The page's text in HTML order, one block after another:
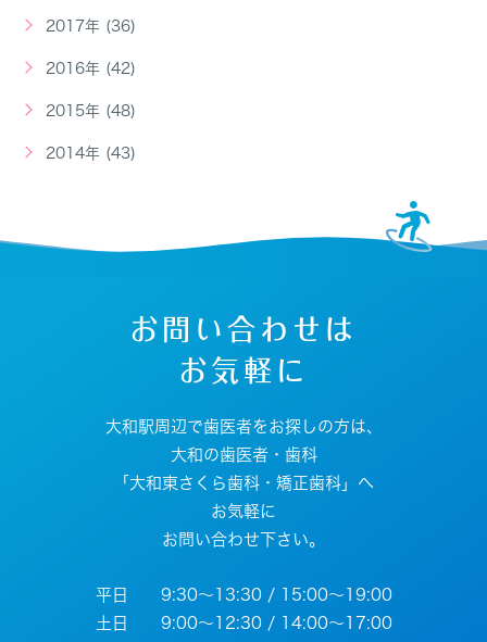
2017年 (36)
2016年 (42)
2015年 (48)
2014年 (43)
お問い合わせは
お気軽に
大和駅周辺で歯医者をお探しの方は、
大和の歯医者・歯科
「大和東さくら歯科・矯正歯科」へ
お気軽に
お問い合わせ下さい。
平日 9:30～13:30 / 15:00～19:00
土日 9:00～12:30 / 14:00～17:00